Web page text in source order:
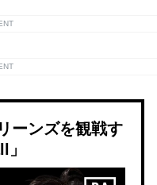
ーンズを観戦す